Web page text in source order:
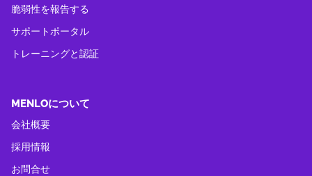
脆弱性を報告する
サポートポータル
トレーニングと認証
MENLOについて
会社概要
採用情報
お問合せ